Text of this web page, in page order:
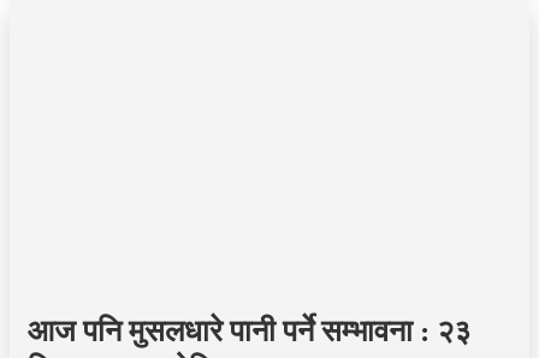
आज पनि मुसलधारे पानी पर्ने सम्भावना : २३